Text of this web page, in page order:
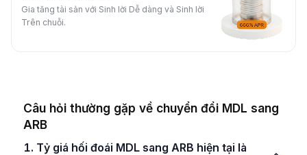
Gia tăng tài sản với Sinh lời Dễ dàng và Sinh lời
Trên chuỗi.
Câu hỏi thường gặp về chuyển đổi MDL sang
ARB
1. Tỷ giá hối đoái MDL sang ARB hiện tại là